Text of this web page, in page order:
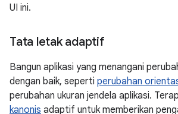
UI ini.
Tata letak adaptif
Bangun aplikasi yang menangani
dengan baik, seperti perubahan
perubahan ukuran jendela aplikasi.
kanonis adaptif untuk memberikan